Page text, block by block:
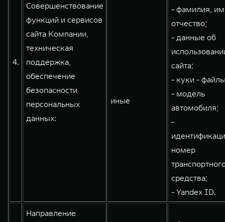
4.
Совершенствование
функций и сервисов
сайта Компании,
техническая
поддержка,
обеспечение
безопасности
персональных
данных:
иные
- фамилия,
отчество;
- данные об
сайта;
- куки -
- модель
автомобиля;
-
номер
средства;
- Yandex ID.
Направление